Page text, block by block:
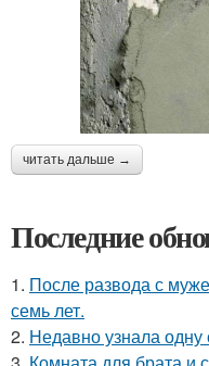
читать дальше →
Последние
1. После развода с
семь лет.
2. Недавно узнала